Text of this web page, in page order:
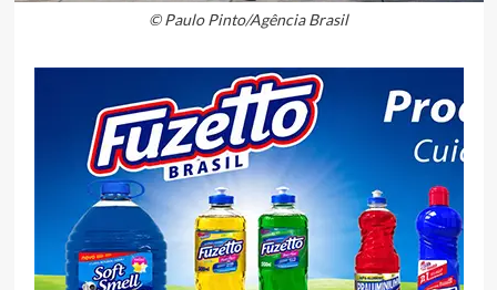
© Paulo Pinto/Agência Brasil